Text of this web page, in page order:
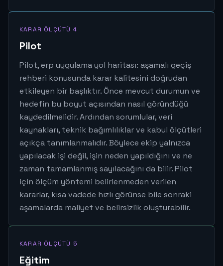
KARAR ÖLÇÜTÜ 4
Pilot
Pilot, erp uygulama yol haritası: aşamalı geçiş
rehberi konusunda karar kalitesini doğrudan
etkileyen bir başlıktır. Önce mevcut durumun ve
hedefin bu boyut açısından nasıl göründüğü
kaydedilmelidir. Ardından sorumlular, veri
kaynakları, teknik bağımlılıklar ve kabul ölçütleri
açıkça tanımlanmalıdır. Böylece ekip yalnızca
yapılacak işi değil, işin neden yapıldığını ve ne
zaman tamamlanmış sayılacağını da bilir. Pilot
için ölçüm yöntemi belirlenmeden verilen
kararlar, kısa vadede hızlı görünse bile sonraki
aşamalarda maliyet ve belirsizlik oluşturabilir.
KARAR ÖLÇÜTÜ 5
Eğitim